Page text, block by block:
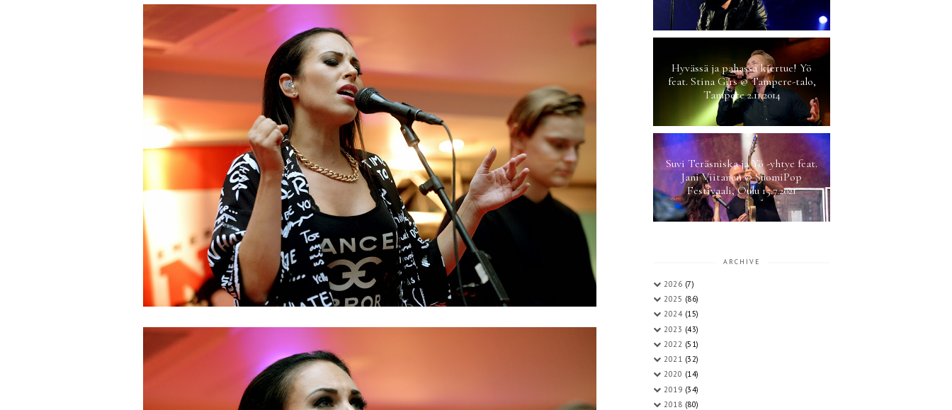
Hyvässä ja pahassa kiertue! Yö
feat. Stina Girs @ Tampere-talo,
Tampere 2.11.2014
Suvi Teräsniska ja Yö -yhtye feat.
Jani Viitanen @ SuomiPop
Festivaali, Oulu 15.7.2021
ARCHIVE
2026 (7)
2025 (86)
2024 (15)
2023 (43)
2022 (51)
2021 (32)
2020 (14)
2019 (34)
2018 (80)